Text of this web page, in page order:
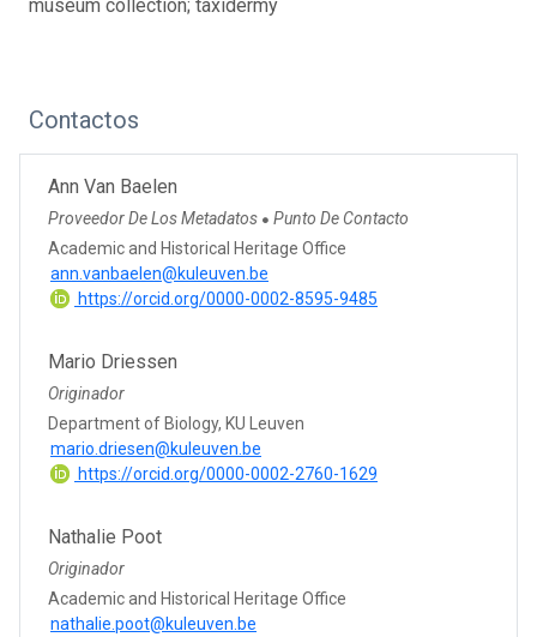
museum collection; taxidermy
Contactos
Ann Van Baelen
Proveedor De Los Metadatos ● Punto De Contacto
Academic and Historical Heritage Office
ann.vanbaelen@kuleuven.be
https://orcid.org/0000-0002-8595-9485
Mario Driessen
Originador
Department of Biology, KU Leuven
mario.driesen@kuleuven.be
https://orcid.org/0000-0002-2760-1629
Nathalie Poot
Originador
Academic and Historical Heritage Office
nathalie.poot@kuleuven.be